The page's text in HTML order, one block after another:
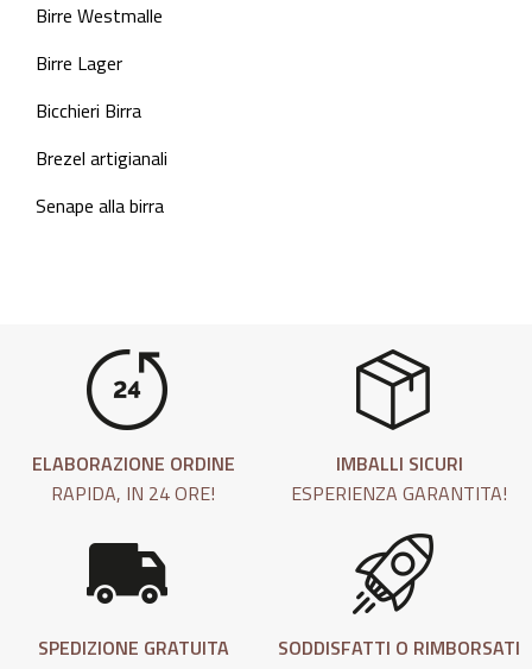
Birre Westmalle
Birre Lager
Bicchieri Birra
Brezel artigianali
Senape alla birra
ELABORAZIONE ORDINE
RAPIDA, IN 24 ORE!
IMBALLI SICURI
ESPERIENZA GARANTITA!
SPEDIZIONE GRATUITA
SODDISFATTI O RIMBORSATI